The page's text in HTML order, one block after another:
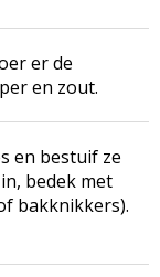
er de
en zout.
en bestuif ze
bedek met
bakknikkers).